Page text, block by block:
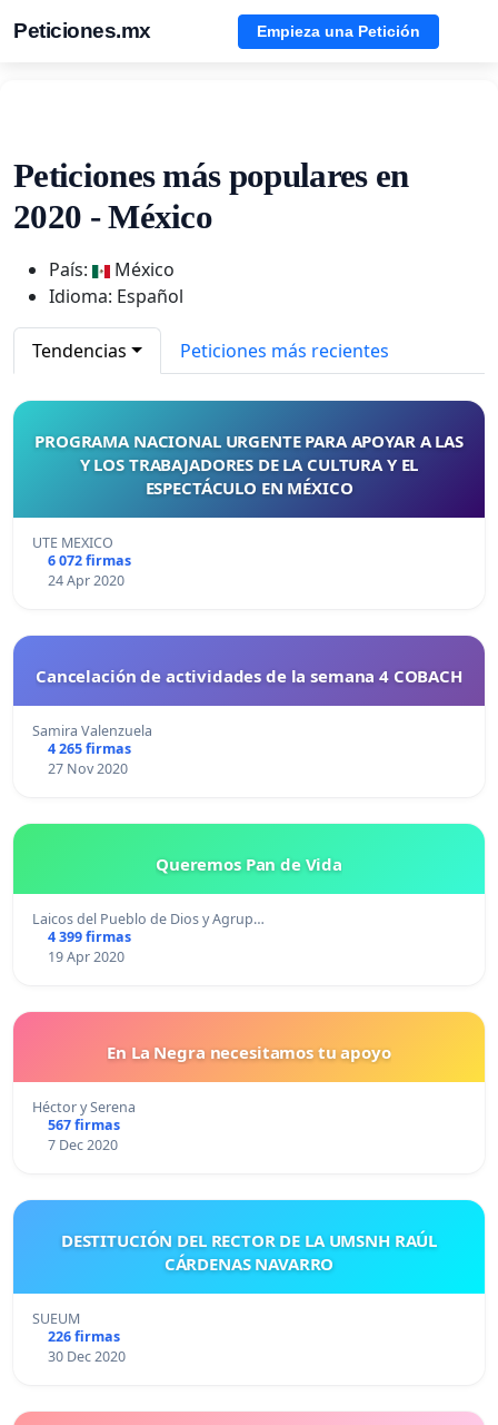
Peticiones.mx Empieza una Petición
Peticiones más populares en
2020 - México
País:
México
Idioma: Español
Tendencias Peticiones más recientes
PROGRAMA NACIONAL URGENTE PARA APOYAR A LAS
Y LOS TRABAJADORES DE LA CULTURA Y EL
ESPECTÁCULO EN MÉXICO
UTE MEXICO
6 072 firmas
24 Apr 2020
Cancelación de actividades de la semana 4 COBACH
Samira Valenzuela
4 265 firmas
27 Nov 2020
Queremos Pan de Vida
Laicos del Pueblo de Dios y Agrup…
4 399 firmas
19 Apr 2020
En La Negra necesitamos tu apoyo
Héctor y Serena
567 firmas
7 Dec 2020
DESTITUCIÓN DEL RECTOR DE LA UMSNH RAÚL
CÁRDENAS NAVARRO
SUEUM
226 firmas
30 Dec 2020